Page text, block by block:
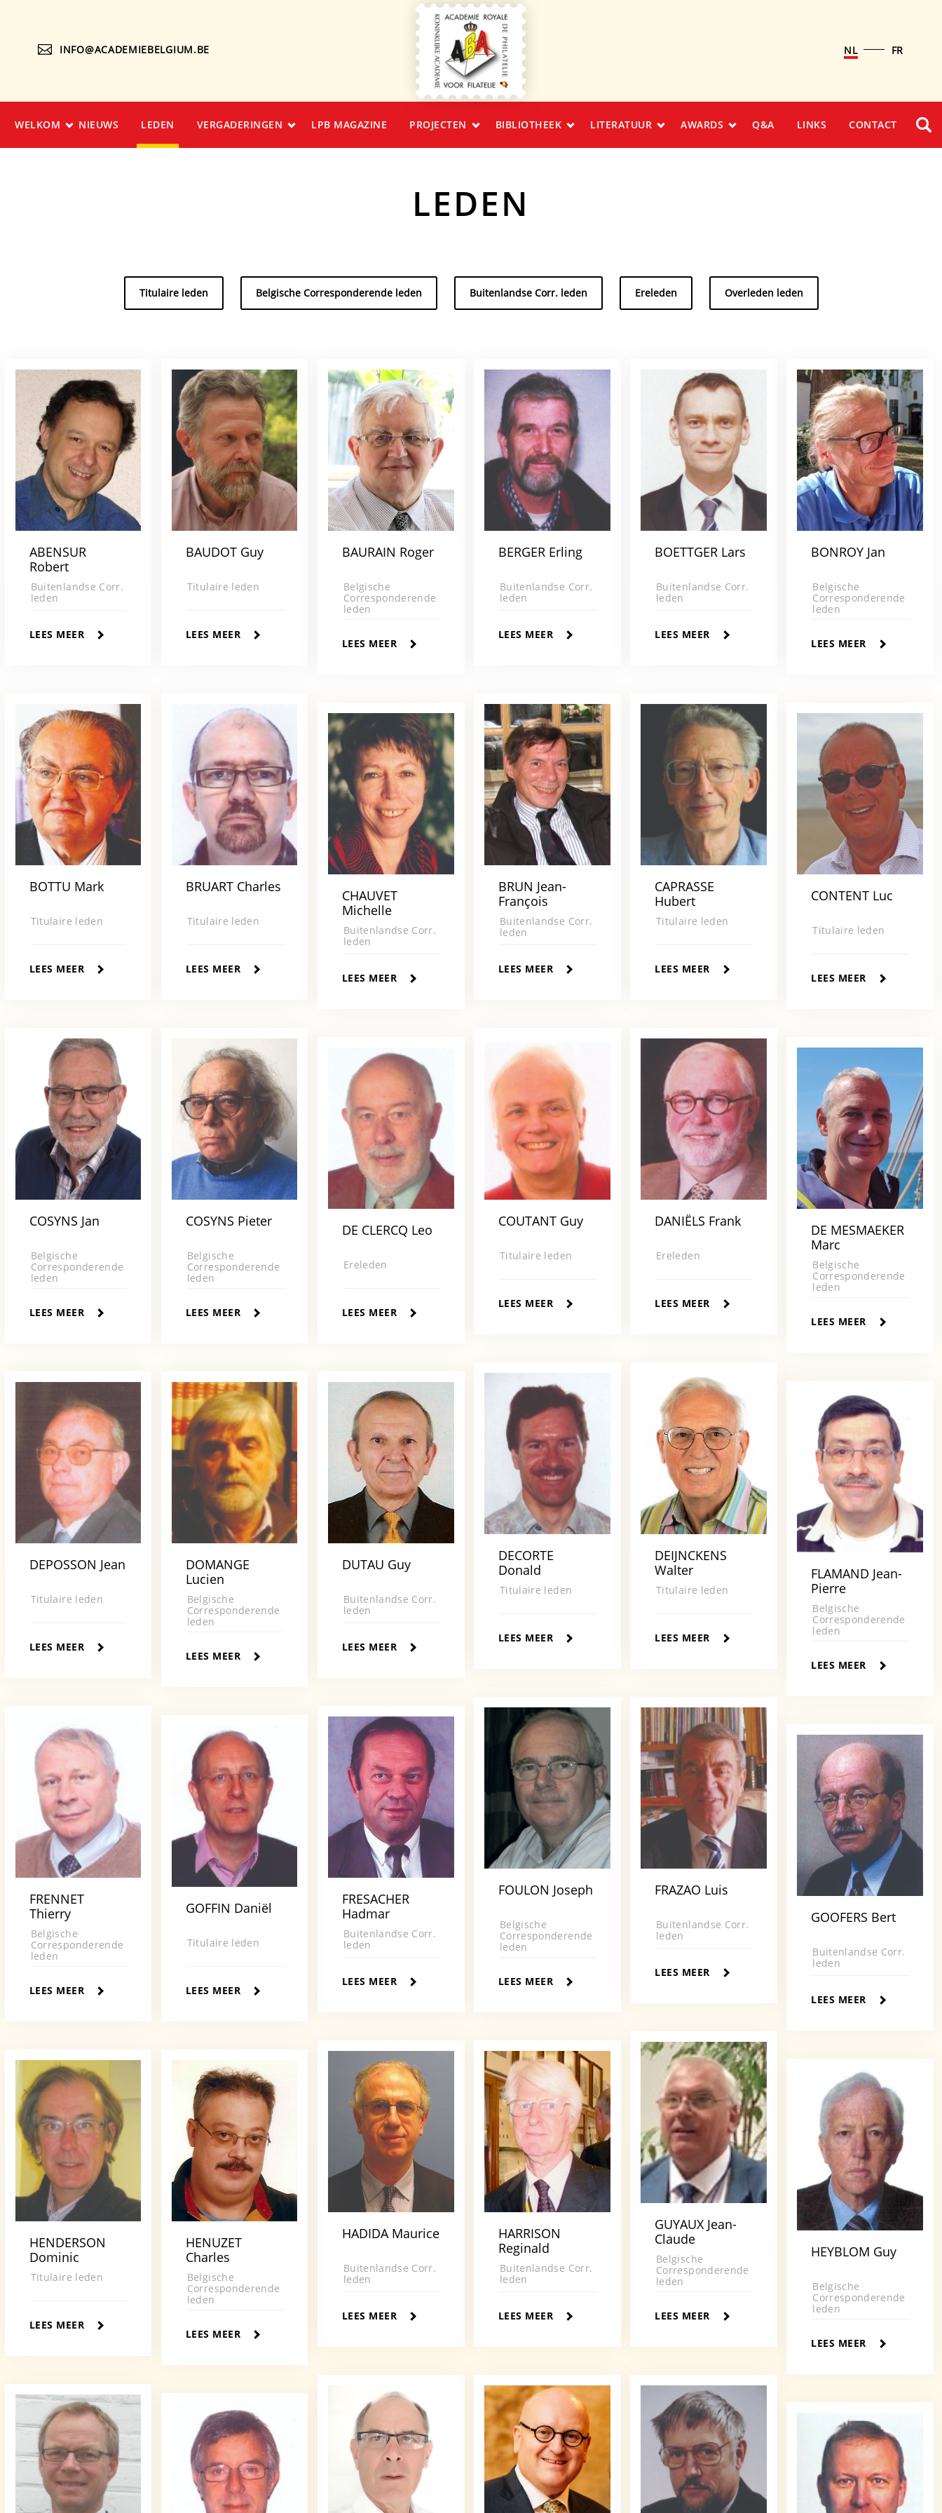
INFO@ACADEMIEBELGIUM.BE NL FR
WELKOM NIEUWS LEDEN VERGADERINGEN LPB MAGAZINE PROJECTEN BIBLIOTHEEK LITERATUUR AWARDS Q&A LINKS CONTACT
LEDEN
Titulaire leden Belgische Corresponderende leden Buitenlandse Corr. leden Ereleden Overleden leden
ABENSUR
Robert
Buitenlandse Corr.
leden
LEES MEER
BAUDOT Guy
Titulaire leden
LEES MEER
BAURAIN Roger
Belgische
Corresponderende
leden
LEES MEER
BERGER Erling
Buitenlandse Corr.
leden
LEES MEER
BOETTGER Lars
Buitenlandse Corr.
leden
LEES MEER
BONROY Jan
Belgische
Corresponderende
leden
LEES MEER
BOTTU Mark
Titulaire leden
LEES MEER
BRUART Charles
Titulaire leden
LEES MEER
BRUN Jean-
François
Buitenlandse Corr.
leden
LEES MEER
CAPRASSE
Hubert
Titulaire leden
LEES MEER
CHAUVET
Michelle
Buitenlandse Corr.
leden
LEES MEER
CONTENT Luc
Titulaire leden
LEES MEER
COSYNS Jan
Belgische
Corresponderende
leden
LEES MEER
COSYNS Pieter
Belgische
Corresponderende
leden
LEES MEER
COUTANT Guy
Titulaire leden
LEES MEER
DANIËLS Frank
Ereleden
LEES MEER
DE CLERCQ Leo
Ereleden
LEES MEER
DE MESMAEKER
Marc
Belgische
Corresponderende
leden
LEES MEER
DECORTE
Donald
Titulaire leden
LEES MEER
DEIJNCKENS
Walter
Titulaire leden
LEES MEER
DEPOSSON Jean
Titulaire leden
LEES MEER
DOMANGE
Lucien
Belgische
Corresponderende
leden
LEES MEER
DUTAU Guy
Buitenlandse Corr.
leden
LEES MEER
FLAMAND Jean-
Pierre
Belgische
Corresponderende
leden
LEES MEER
FOULON Joseph
Belgische
Corresponderende
leden
LEES MEER
FRAZAO Luis
Buitenlandse Corr.
leden
LEES MEER
FRENNET
Thierry
Belgische
Corresponderende
leden
LEES MEER
FRESACHER
Hadmar
Buitenlandse Corr.
leden
LEES MEER
GOFFIN Daniël
Titulaire leden
LEES MEER
GOOFERS Bert
Buitenlandse Corr.
leden
LEES MEER
GUYAUX Jean-
Claude
Belgische
Corresponderende
leden
LEES MEER
HADIDA Maurice
Buitenlandse Corr.
leden
LEES MEER
HARRISON
Reginald
Buitenlandse Corr.
leden
LEES MEER
HENDERSON
Dominic
Titulaire leden
LEES MEER
HENUZET
Charles
Belgische
Corresponderende
leden
LEES MEER
HEYBLOM Guy
Belgische
Corresponderende
leden
LEES MEER